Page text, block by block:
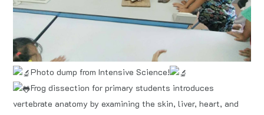
Photo dump from Intensive Science!
Frog dissection for primary students introduces
vertebrate anatomy by examining the skin, liver, heart, and